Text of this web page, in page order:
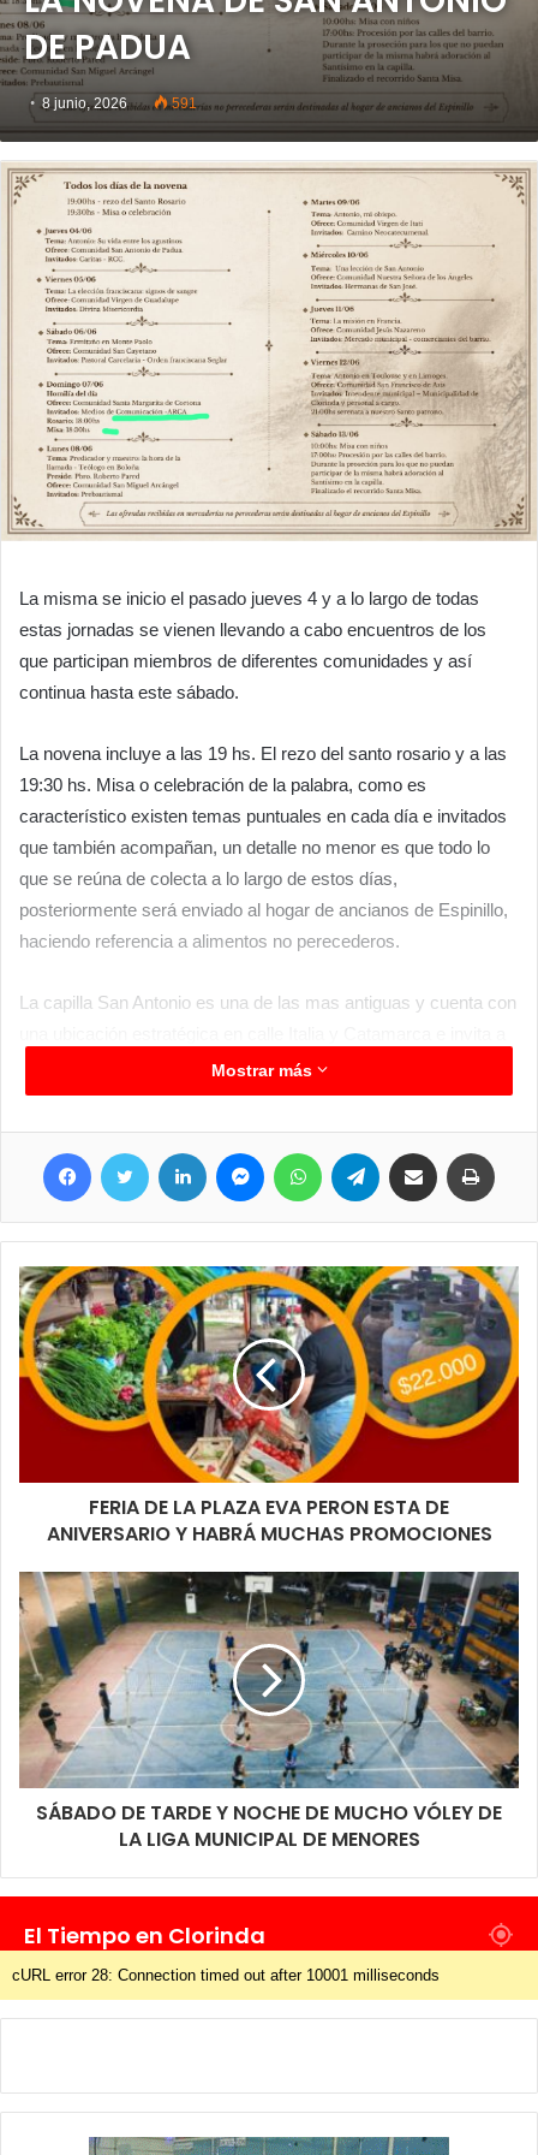
DE PADUA
8 junio, 2026 591
La misma se inicio el pasado jueves 4 y a lo largo de todas
estas jornadas se vienen llevando a cabo encuentros de los
que participan miembros de diferentes comunidades y así
continua hasta este sábado.
La novena incluye a las 19 hs. El rezo del santo rosario y a las
19:30 hs. Misa o celebración de la palabra, como es
característico existen temas puntuales en cada día e invitados
que también acompañan, un detalle no menor es que todo lo
que se reúna de colecta a lo largo de estos días,
posteriormente será enviado al hogar de ancianos de Espinillo,
haciendo referencia a alimentos no perecederos.
La capilla San Antonio es una de las mas antiguas y cuenta con
la gente a sumarse tanto a la novena como a las actividades
especiales como serenata de la noche del viernes y las
actividades del sábado a lo largo de todo el día.
Mostrar más
FERIA DE LA PLAZA EVA PERON ESTA DE
ANIVERSARIO Y HABRÁ MUCHAS PROMOCIONES
SÁBADO DE TARDE Y NOCHE DE MUCHO VÓLEY DE
LA LIGA MUNICIPAL DE MENORES
El Tiempo en Clorinda
cURL error 28: Connection timed out after 10001 milliseconds